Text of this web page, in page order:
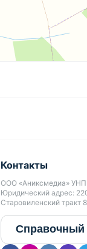
Контакты
ООО «Аниксмедиа» УНП
Юридический адрес:
Старовиленский тракт
Справочный